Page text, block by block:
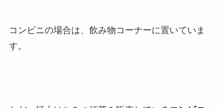
コンビニの場合は、飲み物コーナーに置いていま
す。